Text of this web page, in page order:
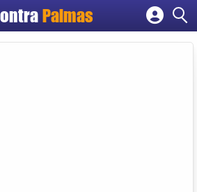
Palmas
Cadastrar empresa